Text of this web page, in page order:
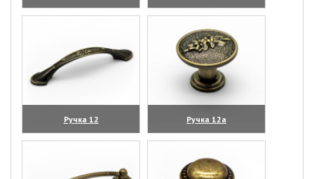
(увеличить)
(увеличить)
Ручка 12
(увеличить)
Ручка 12а
(увеличить)